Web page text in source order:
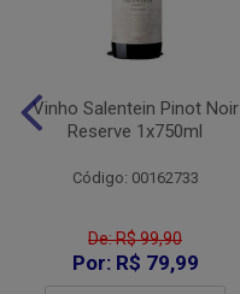
Vinho Salentein Pinot Noir
Reserve 1x750ml
Código: 00162733
De: R$ 99,90
Por: R$ 79,99